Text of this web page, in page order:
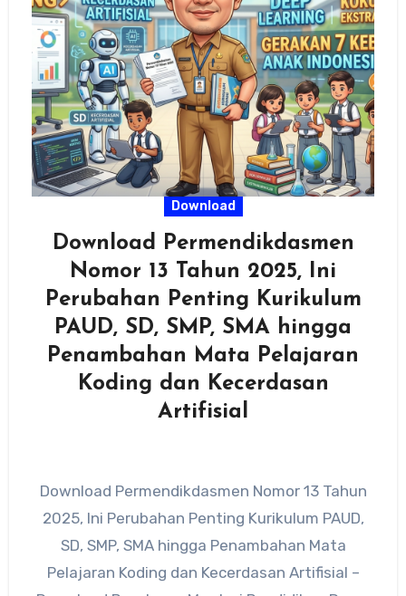
Download
Download Permendikdasmen
Nomor 13 Tahun 2025, Ini
Perubahan Penting Kurikulum
PAUD, SD, SMP, SMA hingga
Penambahan Mata Pelajaran
Koding dan Kecerdasan
Artifisial
Download Permendikdasmen Nomor 13 Tahun
2025, Ini Perubahan Penting Kurikulum PAUD,
SD, SMP, SMA hingga Penambahan Mata
Pelajaran Koding dan Kecerdasan Artifisial –